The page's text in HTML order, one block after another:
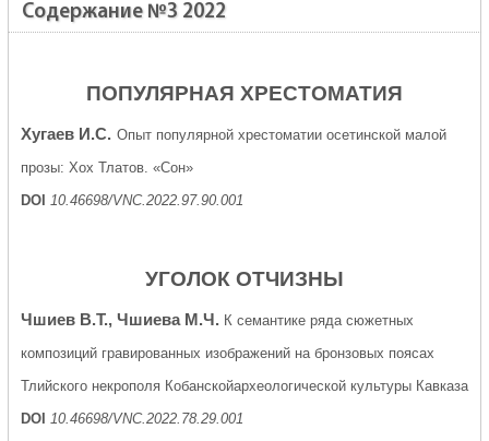
Содержание №3 2022
ПОПУЛЯРНАЯ ХРЕСТОМАТИЯ
Хугаев И.С. Опыт популярной хрестоматии осетинской малой
прозы: Хох Тлатов. «Сон»
DOI
10.46698/VNC.2022.97.90.001
УГОЛОК ОТЧИЗНЫ
Чшиев В.Т., Чшиева М.Ч. К семантике ряда сюжетных
композиций гравированных изображений на бронзовых поясах
Тлийского некрополя Кобанскойархеологической культуры Кавказа
DOI
10.46698/VNC.2022.78.29.001